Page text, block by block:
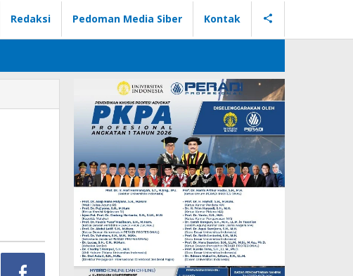
Redaksi Pedoman Media Siber Kontak